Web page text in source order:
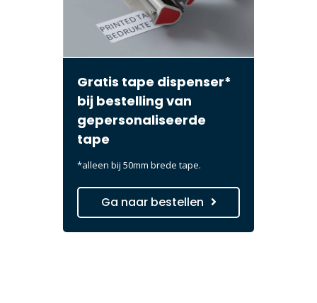
Gratis tape dispenser*
bij bestelling van
gepersonaliseerde
tape
*alleen bij 50mm brede tape.
Ga naar bestellen